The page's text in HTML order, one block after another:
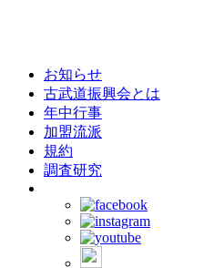
お知らせ
古武道振興会とは
年中行事
加盟流派
規約
調査研究